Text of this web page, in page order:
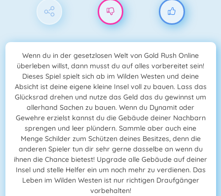
Wenn du in der gesetzlosen Welt von Gold Rush Online
überleben willst, dann musst du auf alles vorbereitet sein!
Dieses Spiel spielt sich ab im Wilden Westen und deine
Absicht ist deine eigene kleine Insel voll zu bauen. Lass das
Glücksrad drehen und nutze das Geld das du gewinnst um
allerhand Sachen zu bauen. Wenn du Dynamit oder
Gewehre erzielst kannst du die Gebäude deiner Nachbarn
sprengen und leer plündern. Sammle aber auch eine
Menge Schilder zum Schützen deines Besitzes, denn die
anderen Spieler tun dir sehr gerne dasselbe an wenn du
ihnen die Chance bietest! Upgrade alle Gebäude auf deiner
Insel und stelle Helfer ein um noch mehr zu verdienen. Das
Leben im Wilden Westen ist nur richtigen Draufgänger
vorbehalten!